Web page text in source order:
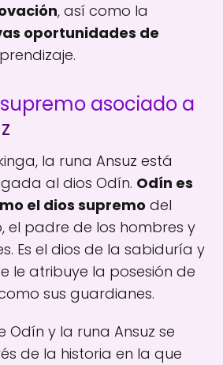
, así como la
oportunidades de
asociado a
la runa Ansuz está
al dios Odín. Odín es
el dios supremo del
el padre de los hombres y
Es el dios de la sabiduría y
le atribuye la posesión de
sus guardianes.
Odín y la runa Ansuz se
de la historia en la que